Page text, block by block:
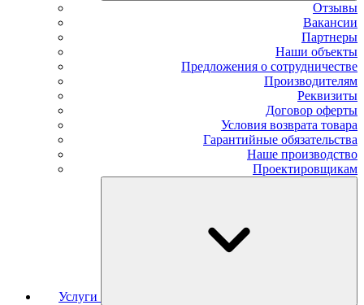
Отзывы
Вакансии
Партнеры
Наши объекты
Предложения о сотрудничестве
Производителям
Реквизиты
Договор оферты
Условия возврата товара
Гарантийные обязательства
Наше производство
Проектировщикам
Услуги